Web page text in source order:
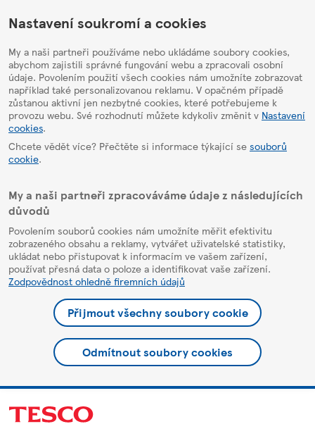
HelpPage
Nastavení soukromí a cookies
My a naši partneři používáme nebo ukládáme soubory cookies,
abychom zajistili správné fungování webu a zpracovali osobní
údaje. Povolením použití všech cookies nám umožníte zobrazovat
například také personalizovanou reklamu. V opačném případě
zůstanou aktivní jen nezbytné cookies, které potřebujeme k
provozu webu. Své rozhodnutí můžete kdykoliv změnit v Nastavení
cookies.
Chcete vědět více? Přečtěte si informace týkající se souborů
cookie.
My a naši partneři zpracováváme údaje z následujících
důvodů
Povolením souborů cookies nám umožníte měřit efektivitu
zobrazeného obsahu a reklamy, vytvářet uživatelské statistiky,
ukládat nebo přistupovat k informacím ve vašem zařízení,
používat přesná data o poloze a identifikovat vaše zařízení.
Zodpovědnost ohledně firemních údajů
Přijmout všechny soubory cookie
Odmítnout soubory cookies